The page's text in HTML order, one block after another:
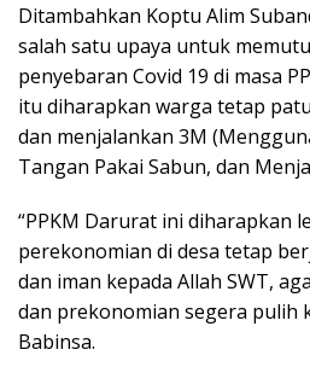
Ditambahkan Koptu Alim
salah satu upaya untuk
penyebaran Covid 19 di masa
itu diharapkan warga tetap
dan menjalankan 3M
Tangan Pakai Sabun, dan
“PPKM Darurat ini diharapkan
perekonomian di desa tetap
dan iman kepada Allah SWT,
dan prekonomian segera pulih
Babinsa.